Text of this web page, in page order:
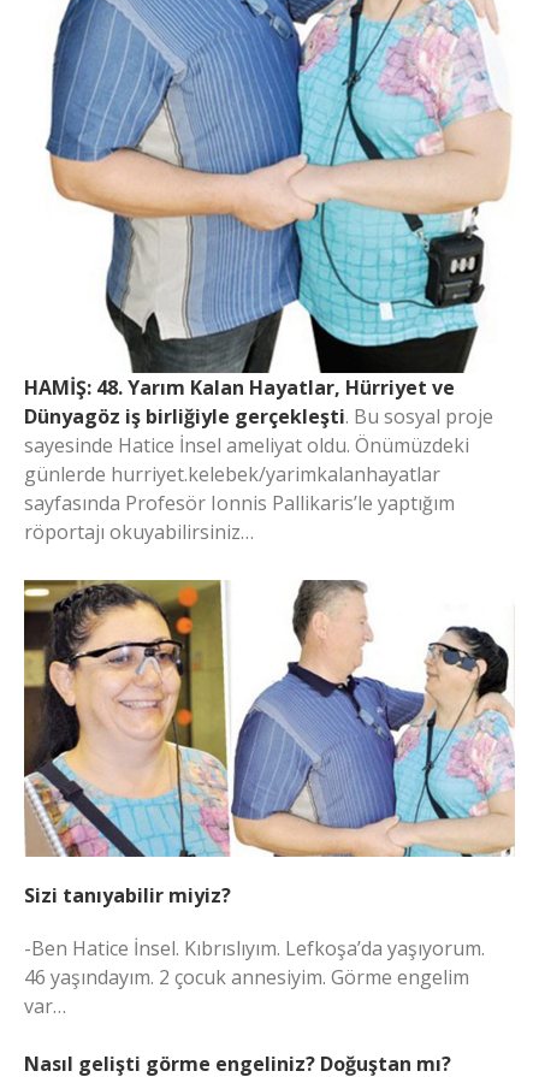
HAMİŞ: 48. Yarım Kalan Hayatlar, Hürriyet ve
Dünyagöz iş birliğiyle gerçekleşti. Bu sosyal proje
sayesinde Hatice İnsel ameliyat oldu. Önümüzdeki
günlerde hurriyet.kelebek/yarimkalanhayatlar
sayfasında Profesör Ionnis Pallikaris’le yaptığım
röportajı okuyabilirsiniz…
Sizi tanıyabilir miyiz?
-Ben Hatice İnsel. Kıbrıslıyım. Lefkoşa’da yaşıyorum.
46 yaşındayım. 2 çocuk annesiyim. Görme engelim
var…
Nasıl gelişti görme engeliniz? Doğuştan mı?